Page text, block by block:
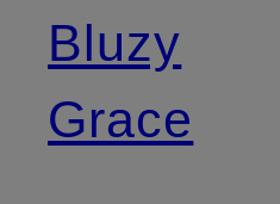
Bluzy
Grace